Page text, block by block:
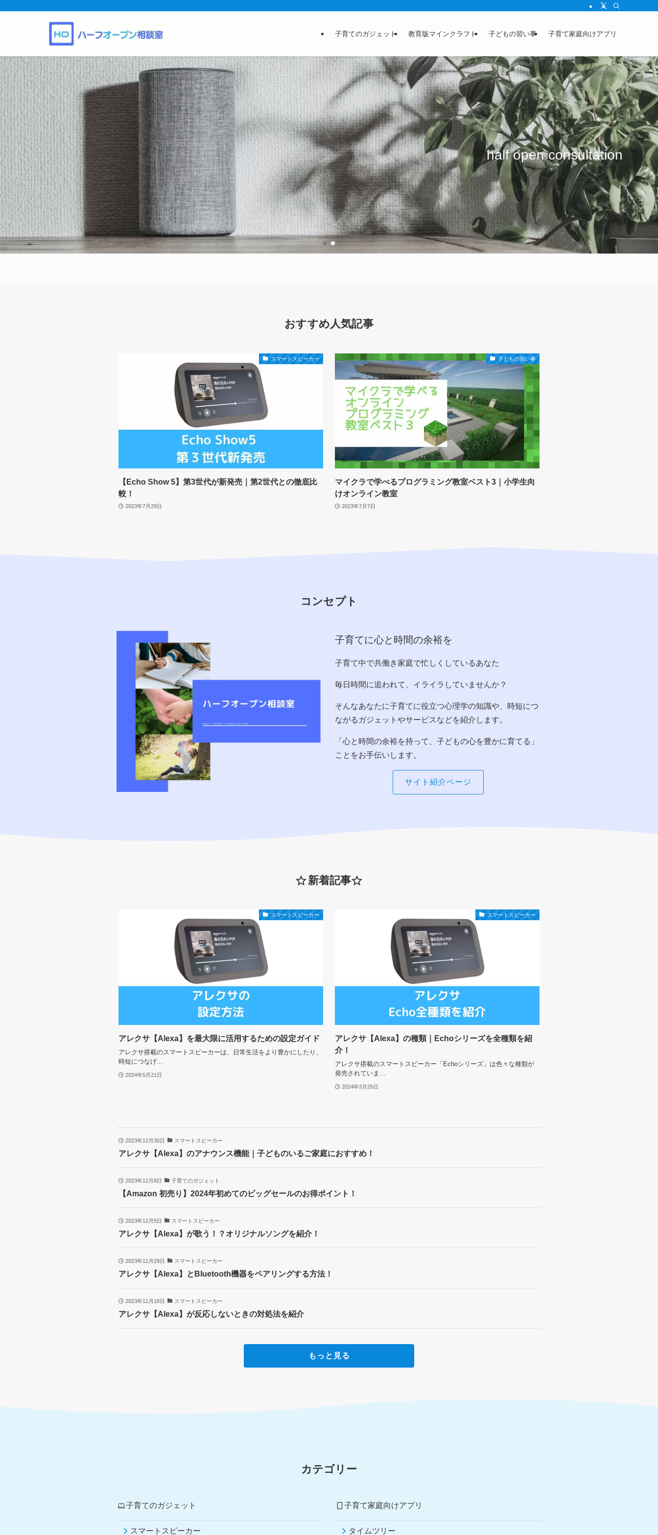
子育てのガジェット 教育版マインクラフト 子どもの習い事 子育て家庭向けアプリ
half open consultation
子育てに心と時間の余裕を！ half open consultation
おすすめ人気記事
スマートスピーカー
【Echo Show 5】第3世代が新発売｜第2世代との徹底比
較！
2023年7月29日
子どもの習い事
マイクラで学べるプログラミング教室ベスト3｜小学生向
けオンライン教室
2023年7月7日
コンセプト
子育てに心と時間の余裕を
子育て中で共働き家庭で忙しくしているあなた
毎日時間に追われて、イライラしていませんか？
そんなあなたに子育てに役立つ心理学の知識や、時短につ
ながるガジェットやサービスなどを紹介します。
「心と時間の余裕を持って、子どもの心を豊かに育てる」
ことをお手伝いします。
サイト紹介ページ
新着記事
スマートスピーカー
アレクサ【Alexa】を最大限に活用するための設定ガイド
アレクサ搭載のスマートスピーカーは、日常生活をより豊かにしたり、
時短につなげ…
2024年5月21日
スマートスピーカー
アレクサ【Alexa】の種類｜Echoシリーズを全種類を紹
介！
アレクサ搭載のスマートスピーカー「Echoシリーズ」は色々な種類が
発売されていま…
2024年3月25日
2023年12月30日 スマートスピーカー
アレクサ【Alexa】のアナウンス機能｜子どものいるご家庭におすすめ！
2023年12月8日 子育てのガジェット
【Amazon 初売り】2024年初めてのビッグセールのお得ポイント！
2023年12月5日 スマートスピーカー
アレクサ【Alexa】が歌う！？オリジナルソングを紹介！
2023年11月29日 スマートスピーカー
アレクサ【Alexa】とBluetooth機器をペアリングする方法！
2023年11月18日 スマートスピーカー
アレクサ【Alexa】が反応しないときの対処法を紹介
もっと見る
カテゴリー
子育てのガジェット
スマートスピーカー
子育て家庭向けアプリ
タイムツリー